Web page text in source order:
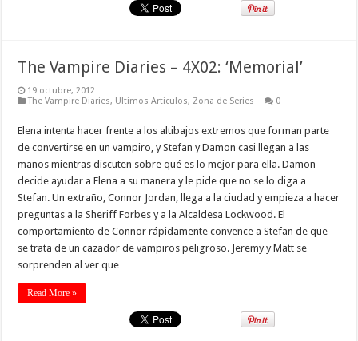
The Vampire Diaries – 4X02: ‘Memorial’
19 octubre, 2012
The Vampire Diaries, Ultimos Articulos, Zona de Series 0
Elena intenta hacer frente a los altibajos extremos que forman parte
de convertirse en un vampiro, y Stefan y Damon casi llegan a las
manos mientras discuten sobre qué es lo mejor para ella. Damon
decide ayudar a Elena a su manera y le pide que no se lo diga a
Stefan. Un extraño, Connor Jordan, llega a la ciudad y empieza a hacer
preguntas a la Sheriff Forbes y a la Alcaldesa Lockwood. El
comportamiento de Connor rápidamente convence a Stefan de que
se trata de un cazador de vampiros peligroso. Jeremy y Matt se
sorprenden al ver que …
Read More »